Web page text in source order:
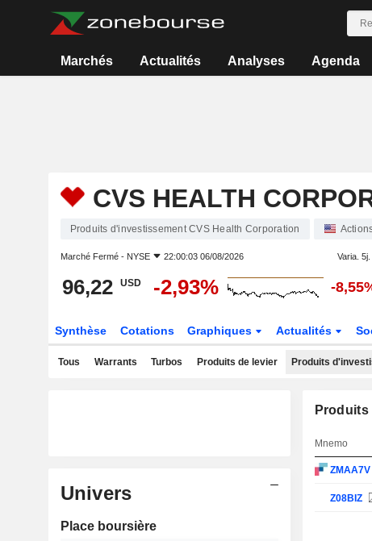
Marchés Actualités Analyses Agenda
CVS HEALTH
Produits d'investissement CVS Health Corporation
Marché Fermé - NYSE 22:00:03 06/08/2026 Varia. 5j.
96,22 USD -2,93% -
Synthèse Cotations Graphiques Actualités
Tous Warrants Turbos Produits de levier Produits
Univers
Place boursière
Mnemo
ZMAA7V
Z08BIZ